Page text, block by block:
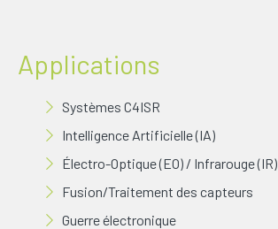
Applications
Systèmes C4ISR
Intelligence Artificielle (IA)
Électro-Optique (EO) / Infrarouge (IR)
Fusion/Traitement des capteurs
Guerre électronique